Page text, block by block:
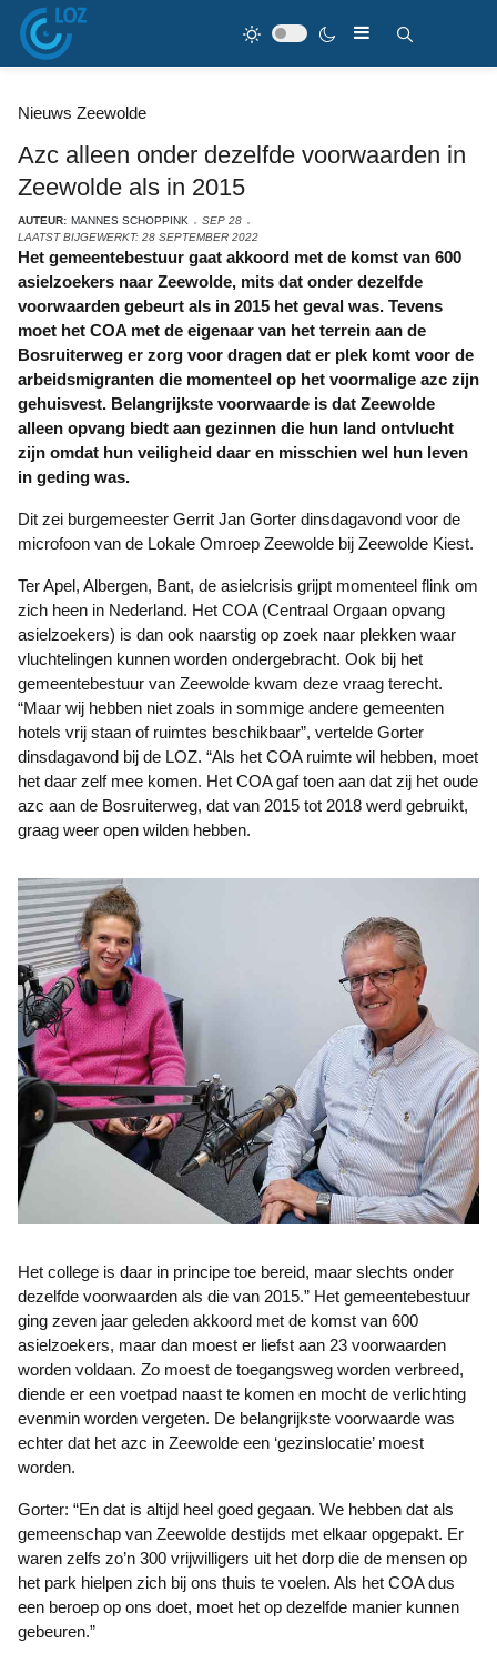
Nieuws Zeewolde
Azc alleen onder dezelfde voorwaarden in
Zeewolde als in 2015
AUTEUR: MANNES SCHOPPINK
SEP 28
LAATST BIJGEWERKT: 28 SEPTEMBER 2022
Het gemeentebestuur gaat akkoord met de komst van 600
asielzoekers naar Zeewolde, mits dat onder dezelfde
voorwaarden gebeurt als in 2015 het geval was. Tevens
moet het COA met de eigenaar van het terrein aan de
Bosruiterweg er zorg voor dragen dat er plek komt voor de
arbeidsmigranten die momenteel op het voormalige azc zijn
gehuisvest. Belangrijkste voorwaarde is dat Zeewolde
alleen opvang biedt aan gezinnen die hun land ontvlucht
zijn omdat hun veiligheid daar en misschien wel hun leven
in geding was.
Dit zei burgemeester Gerrit Jan Gorter dinsdagavond voor de
microfoon van de Lokale Omroep Zeewolde bij Zeewolde Kiest.
Ter Apel, Albergen, Bant, de asielcrisis grijpt momenteel flink om
zich heen in Nederland. Het COA (Centraal Orgaan opvang
asielzoekers) is dan ook naarstig op zoek naar plekken waar
vluchtelingen kunnen worden ondergebracht. Ook bij het
gemeentebestuur van Zeewolde kwam deze vraag terecht.
“Maar wij hebben niet zoals in sommige andere gemeenten
hotels vrij staan of ruimtes beschikbaar”, vertelde Gorter
dinsdagavond bij de LOZ. “Als het COA ruimte wil hebben, moet
het daar zelf mee komen. Het COA gaf toen aan dat zij het oude
azc aan de Bosruiterweg, dat van 2015 tot 2018 werd gebruikt,
graag weer open wilden hebben.
Het college is daar in principe toe bereid, maar slechts onder
dezelfde voorwaarden als die van 2015.” Het gemeentebestuur
ging zeven jaar geleden akkoord met de komst van 600
asielzoekers, maar dan moest er liefst aan 23 voorwaarden
worden voldaan. Zo moest de toegangsweg worden verbreed,
diende er een voetpad naast te komen en mocht de verlichting
evenmin worden vergeten. De belangrijkste voorwaarde was
echter dat het azc in Zeewolde een ‘gezinslocatie’ moest
worden.
Gorter: “En dat is altijd heel goed gegaan. We hebben dat als
gemeenschap van Zeewolde destijds met elkaar opgepakt. Er
waren zelfs zo’n 300 vrijwilligers uit het dorp die de mensen op
het park hielpen zich bij ons thuis te voelen. Als het COA dus
een beroep op ons doet, moet het op dezelfde manier kunnen
gebeuren.”